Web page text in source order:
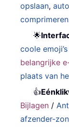
opslaan,
comprimeren
🌟
coole emoji’s
belangrijke
plaats van
👍
Bijlagen /
afzender-